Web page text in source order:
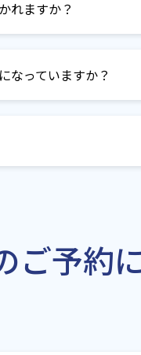
れますか？
なっていますか？
ご予約